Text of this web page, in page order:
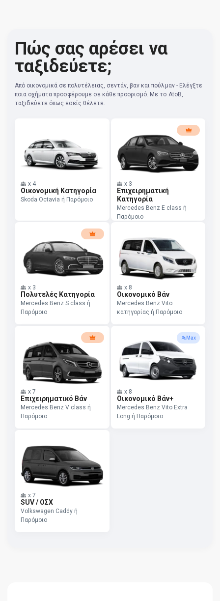
Πώς σας αρέσει να
ταξιδεύετε;
Από οικονομικά σε πολυτέλειας, σεντάν, βαν και πούλμαν - Ελέγξτε
ποια οχήματα προσφέρουμε σε κάθε προορισμό. Με το AtoB,
ταξιδεύετε όπως εσείς θέλετε.
x 4
Οικονομική Κατηγορία
Skoda Octavia ή Παρόμοιο
x 3
Επιχειρηματική
Κατηγορία
Mercedes Benz E class ή
Παρόμοιο
x 3
Πολυτελές Κατηγορία
Mercedes Benz S class ή
Παρόμοιο
x 8
Οικονομικό Βάν
Mercedes Benz Vito
κατηγορίας ή Παρόμοιο
x 7
Επιχειρηματικό Βάν
Mercedes Benz V class ή
Παρόμοιο
Max
x 8
Οικονομικό Βάν+
Mercedes Benz Vito Extra
Long ή Παρόμοιο
x 7
SUV / ΟΣΧ
Volkswagen Caddy ή
Παρόμοιο